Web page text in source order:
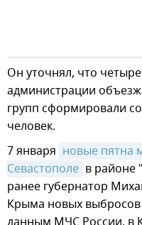
Он уточнял, что
администрации
групп сформировали
человек.
7 января новые пятна
Севастополе в районе
ранее губернатор
Крыма новых выбросов